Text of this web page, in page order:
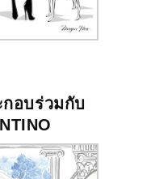
อบร่วมกับ